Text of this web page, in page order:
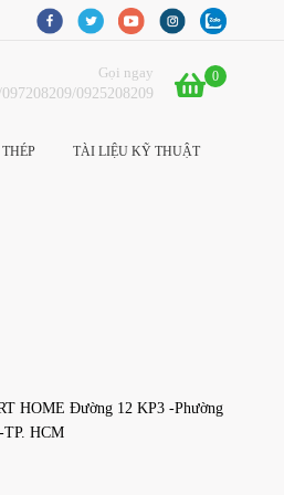
Gọi ngay
0925208209
0
TÀI LIỆU KỸ THUẬT
HOME Đường 12 KP3 -Phường
HCM